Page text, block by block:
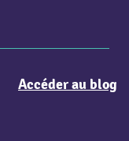
Accéder au blog